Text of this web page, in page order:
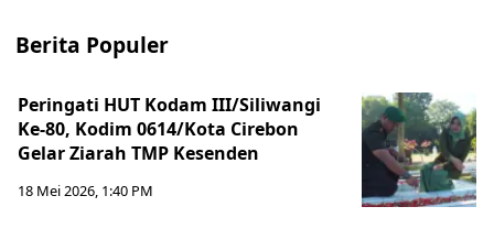
Berita Populer
Peringati HUT Kodam III/Siliwangi
Ke-80, Kodim 0614/Kota Cirebon
Gelar Ziarah TMP Kesenden
18 Mei 2026, 1:40 PM